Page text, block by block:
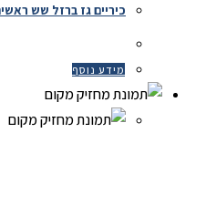
כיריים גז ברזל שש ראשים
מידע נוסף